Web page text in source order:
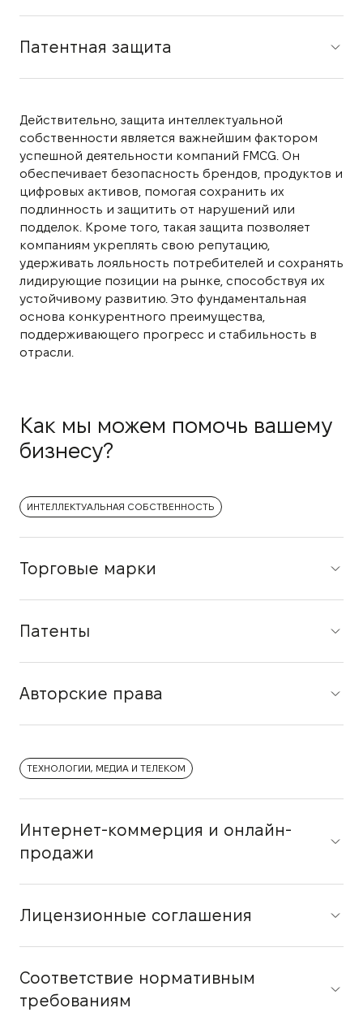
Патентная защита
Действительно, защита интеллектуальной
собственности является важнейшим фактором
успешной деятельности компаний FMCG. Он
обеспечивает безопасность брендов, продуктов и
цифровых активов, помогая сохранить их
подлинность и защитить от нарушений или
подделок. Кроме того, такая защита позволяет
компаниям укреплять свою репутацию,
удерживать лояльность потребителей и сохранять
лидирующие позиции на рынке, способствуя их
устойчивому развитию. Это фундаментальная
основа конкурентного преимущества,
поддерживающего прогресс и стабильность в
отрасли.
Как мы можем помочь вашему
бизнесу?
ИНТЕЛЛЕКТУАЛЬНАЯ СОБСТВЕННОСТЬ
Торговые марки
Патенты
Авторские права
ТЕХНОЛОГИИ, МЕДИА И ТЕЛЕКОМ
Интернет-коммерция и онлайн-
продажи
Лицензионные соглашения
Соответствие нормативным
требованиям